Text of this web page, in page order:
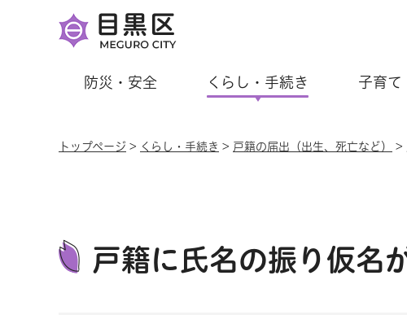
防災・安全 くらし・手続き 子育て
トップページ > くらし・手続き > 戸籍の届出（出生、死亡など） >
戸籍に氏名の振り仮名